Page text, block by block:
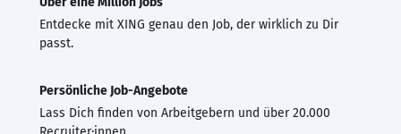
Entdecke mit XING genau den Job, der wirklich zu Dir
passt.
Persönliche Job-Angebote
Lass Dich finden von Arbeitgebern und über 20.000